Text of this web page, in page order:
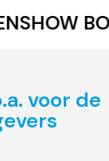
voor de